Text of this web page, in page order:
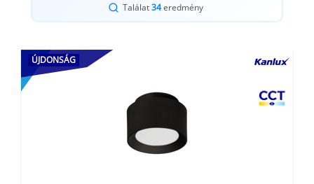
Találat34eredmény
ÚJDONSÁG